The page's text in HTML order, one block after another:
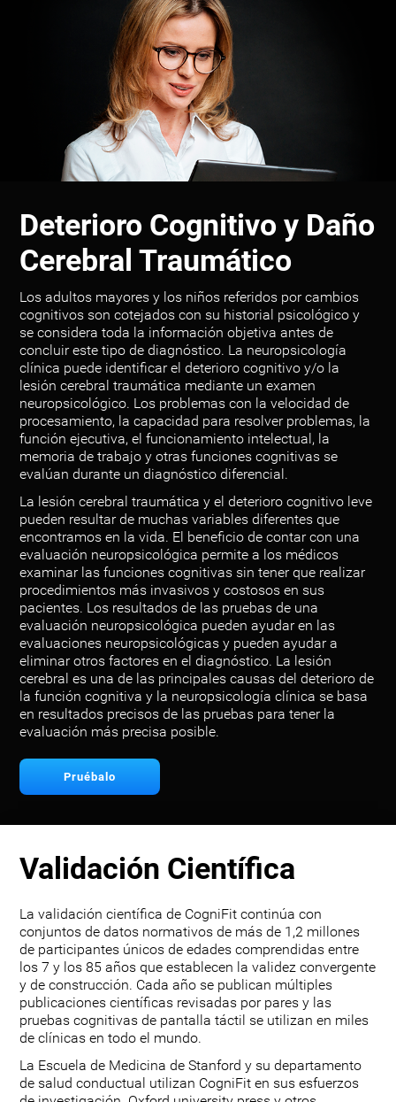
Deterioro Cognitivo y Daño
Cerebral Traumático
Los adultos mayores y los niños referidos por cambios
cognitivos son cotejados con su historial psicológico y
se considera toda la información objetiva antes de
concluir este tipo de diagnóstico. La neuropsicología
clínica puede identificar el deterioro cognitivo y/o la
lesión cerebral traumática mediante un examen
neuropsicológico. Los problemas con la velocidad de
procesamiento, la capacidad para resolver problemas, la
función ejecutiva, el funcionamiento intelectual, la
memoria de trabajo y otras funciones cognitivas se
evalúan durante un diagnóstico diferencial.
La lesión cerebral traumática y el deterioro cognitivo leve
pueden resultar de muchas variables diferentes que
encontramos en la vida. El beneficio de contar con una
evaluación neuropsicológica permite a los médicos
examinar las funciones cognitivas sin tener que realizar
procedimientos más invasivos y costosos en sus
pacientes. Los resultados de las pruebas de una
evaluación neuropsicológica pueden ayudar en las
evaluaciones neuropsicológicas y pueden ayudar a
eliminar otros factores en el diagnóstico. La lesión
cerebral es una de las principales causas del deterioro de
la función cognitiva y la neuropsicología clínica se basa
en resultados precisos de las pruebas para tener la
evaluación más precisa posible.
Pruébalo
Validación Científica
La validación científica de CogniFit continúa con
conjuntos de datos normativos de más de 1,2 millones
de participantes únicos de edades comprendidas entre
los 7 y los 85 años que establecen la validez convergente
y de construcción. Cada año se publican múltiples
publicaciones científicas revisadas por pares y las
pruebas cognitivas de pantalla táctil se utilizan en miles
de clínicas en todo el mundo.
La Escuela de Medicina de Stanford y su departamento
de salud conductual utilizan CogniFit en sus esfuerzos